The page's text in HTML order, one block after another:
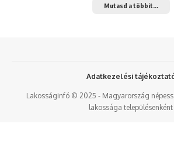
Mutasd a többit...
Lakosságinfó © 2025 - Magyarország
lakossága településenként
Adatkezelési